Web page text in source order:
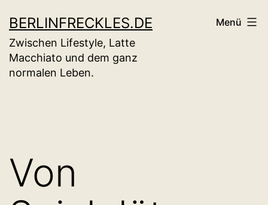
Inhalt
springen
BERLINFRECKLES.DE
Zwischen Lifestyle, Latte
Macchiato und dem ganz
normalen Leben.
Menü
Von